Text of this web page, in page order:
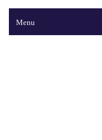
Menu